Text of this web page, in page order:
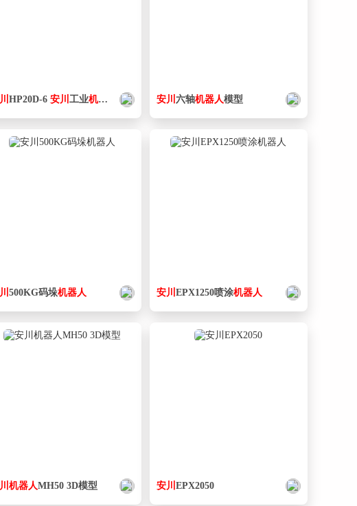
川HP20D-6安川工业机器人 3D模型 安川 六轴机器人模型
川500KG码垛机器人 安川 EPX1250喷涂机器人
川机器人MH50 3D模型 安川 EPX2050